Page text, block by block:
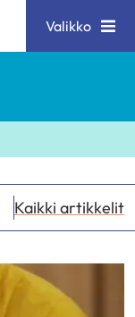
Valikko
Kaikki artikkelit